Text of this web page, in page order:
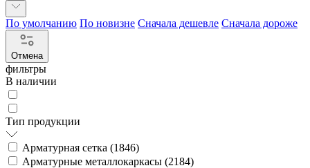
По умолчанию По новизне Сначала дешевле Сначала дороже
Отмена
фильтры
В наличии
Тип продукции
Арматурная сетка (1846)
Арматурные металлокаркасы (2184)